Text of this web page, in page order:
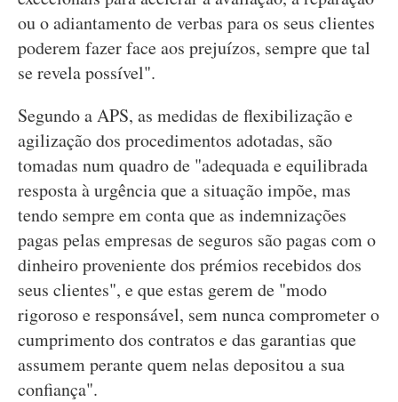
ou o adiantamento de verbas para os seus clientes
poderem fazer face aos prejuízos, sempre que tal
se revela possível".
Segundo a APS, as medidas de flexibilização e
agilização dos procedimentos adotadas, são
tomadas num quadro de "adequada e equilibrada
resposta à urgência que a situação impõe, mas
tendo sempre em conta que as indemnizações
pagas pelas empresas de seguros são pagas com o
dinheiro proveniente dos prémios recebidos dos
seus clientes", e que estas gerem de "modo
rigoroso e responsável, sem nunca comprometer o
cumprimento dos contratos e das garantias que
assumem perante quem nelas depositou a sua
confiança".